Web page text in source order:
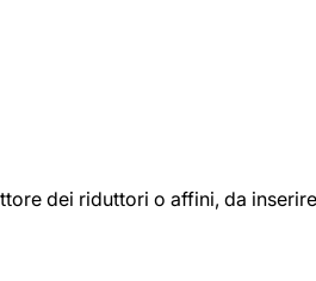
dei riduttori o affini, da inserire